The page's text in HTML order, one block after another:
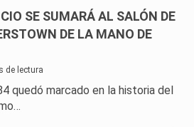
SE SUMARÁ AL SALÓN DE
DE LA MANO DE
de lectura
quedó marcado en la historia del